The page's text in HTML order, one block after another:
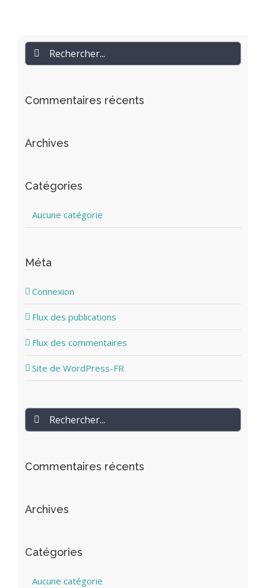
Rechercher
Commentaires récents
Archives
Catégories
Aucune catégorie
Méta
Connexion
Flux des publications
Flux des commentaires
Site de WordPress-FR
Rechercher
Commentaires récents
Archives
Catégories
Aucune catégorie